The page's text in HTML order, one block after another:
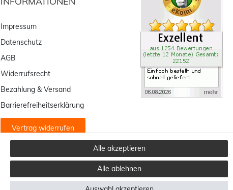
Impressum
Datenschutz
AGB
Widerrufsrecht
Bezahlung & Versand
Barrierefreiheitserklärung
Vertrag widerrufen
Alle akzeptieren
Alle ablehnen